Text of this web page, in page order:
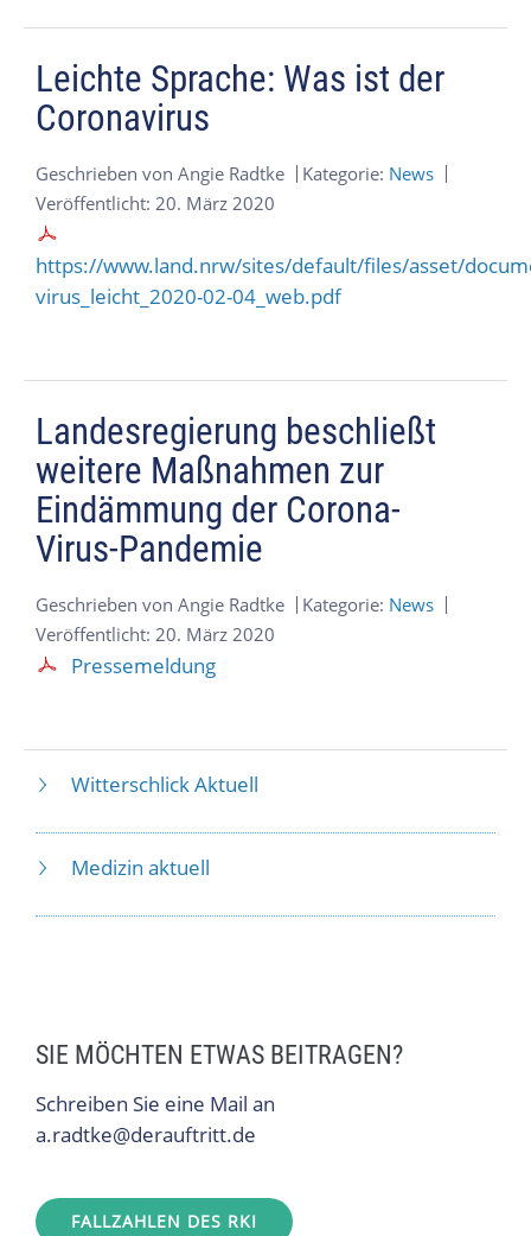
Leichte Sprache: Was ist der
Coronavirus
Geschrieben von Angie Radtke Kategorie: News
Veröffentlicht: 20. März 2020
https://www.land.nrw/sites/default/files/asset/
virus_leicht_2020-02-04_web.pdf
Landesregierung beschließt
weitere Maßnahmen zur
Eindämmung der Corona-
Virus-Pandemie
Geschrieben von Angie Radtke Kategorie: News
Veröffentlicht: 20. März 2020
Pressemeldung
Witterschlick Aktuell
Medizin aktuell
SIE MÖCHTEN ETWAS BEITRAGEN?
Schreiben Sie eine Mail an
a.radtke@derauftritt.de
FALLZAHLEN DES RKI